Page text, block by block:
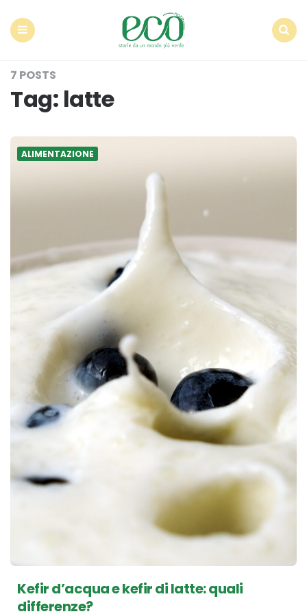
7 POSTS
Tag: latte
ALIMENTAZIONE
Kefir d’acqua e kefir di latte: quali
differenze?